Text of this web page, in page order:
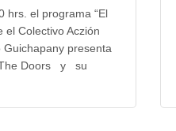
hrs. el programa “El
el Colectivo Aczión
presenta
The Doors y su